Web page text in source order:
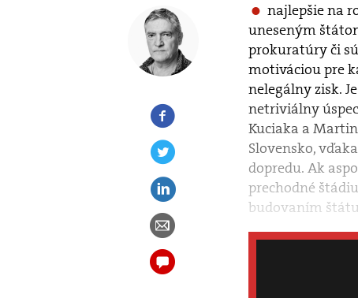
najlepšie na
uneseným
prokuratúry či
motiváciou pre
nelegálny zisk.
netriviálny
Kuciaka a
Slovensko,
dopredu. Ak
prechodné
budovaním